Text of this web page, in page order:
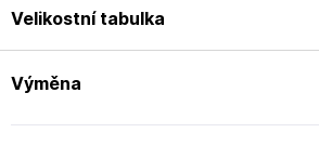
Velikostní tabulka
Výměna